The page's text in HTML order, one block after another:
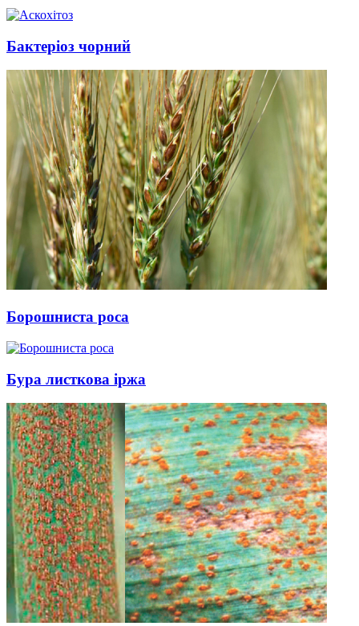
Бактеріоз чорний
Борошниста роса
Бура листкова іржа